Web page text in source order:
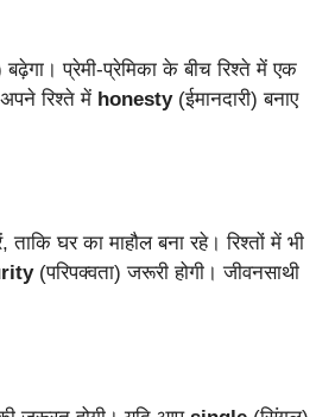
प्रेमी-प्रेमिका के बीच रिश्ते में एक
रिश्ते में honesty(ईमानदारी) बनाए
घर का माहौल बना रहे। रिश्तों में भी
(परिपक्वता) जरूरी होगी। जीवनसाथी